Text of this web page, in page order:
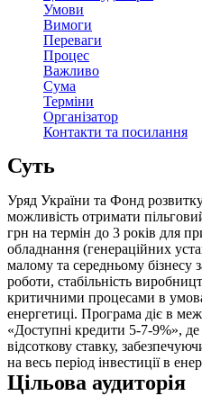
Умови
Вимоги
Переваги
Процес
Важливо
Сума
Терміни
Організатор
Контакти та посилання
Суть
Уряд України та Фонд
можливість отримати
грн на термін до 3 років для
обладнання (генераційних
малому та середньому бізнесу
роботи, стабільність
критичними процесами в
енергетиці. Програма діє в
«Доступні кредити 5-7-9%»,
відсоткову ставку,
на весь період інвестиції в
Цільова аудиторія